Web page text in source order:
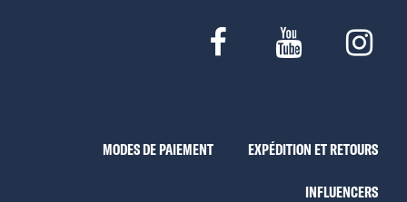
MODES DE PAIEMENT EXPÉDITION ET RETOURS
INFLUENCERS